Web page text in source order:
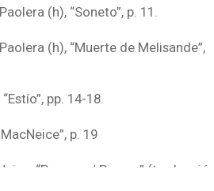
(h), “Soneto”, p. 11.
(h), “Muerte de Melisande”,
pp. 14-18.
p. 19
“Perseus / Perseo” (traducción